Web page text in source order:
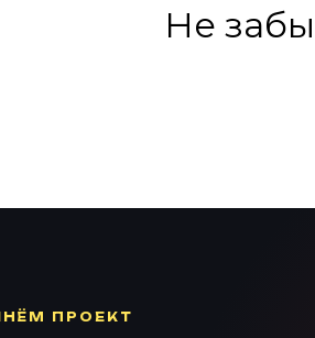
Не
ПРОЕКТ